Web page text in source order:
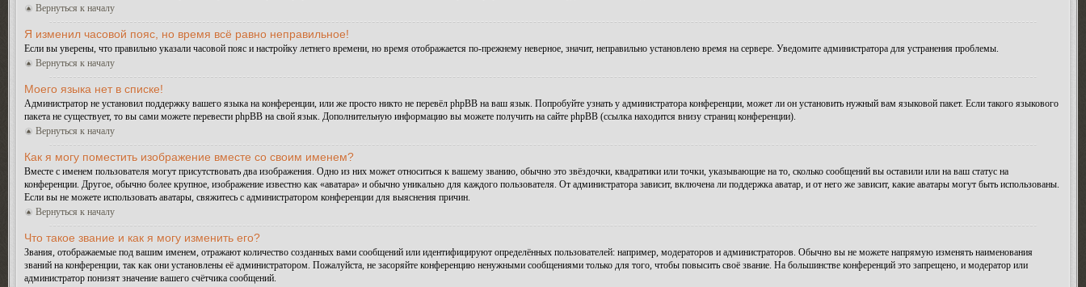
Вернуться к началу
Я изменил часовой пояс, но время всё равно неправильное!
Если вы уверены, что правильно указали часовой пояс и настройку летнего времени, но время отображается по-прежнему неверное, значит, неправильно установлено время на сервере. Уведомите администратора для устранения проблемы.
Вернуться к началу
Моего языка нет в списке!
Администратор не установил поддержку вашего языка на конференции, или же просто никто не перевёл phpBB на ваш язык. Попробуйте узнать у администратора конференции, может ли он установить нужный вам языковой пакет. Если такого языкового
пакета не существует, то вы сами можете перевести phpBB на свой язык. Дополнительную информацию вы можете получить на сайте phpBB (ссылка находится внизу страниц конференции).
Вернуться к началу
Как я могу поместить изображение вместе со своим именем?
Вместе с именем пользователя могут присутствовать два изображения. Одно из них может относиться к вашему званию, обычно это звёздочки, квадратики или точки, указывающие на то, сколько сообщений вы оставили или на ваш статус на
конференции. Другое, обычно более крупное, изображение известно как «аватара» и обычно уникально для каждого пользователя. От администратора зависит, включена ли поддержка аватар, и от него же зависит, какие аватары могут быть использованы.
Если вы не можете использовать аватары, свяжитесь с администратором конференции для выяснения причин.
Вернуться к началу
Что такое звание и как я могу изменить его?
Звания, отображаемые под вашим именем, отражают количество созданных вами сообщений или идентифицируют определённых пользователей: например, модераторов и администраторов. Обычно вы не можете напрямую изменять наименования
званий на конференции, так как они установлены её администратором. Пожалуйста, не засоряйте конференцию ненужными сообщениями только для того, чтобы повысить своё звание. На большинстве конференций это запрещено, и модератор или
администратор понизят значение вашего счётчика сообщений.